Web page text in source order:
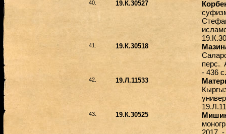
40. 19.К.30527
41. 19.К.30518
перс.
- 436
42. 19.Л.11533
43. 19.К.30525
2017.